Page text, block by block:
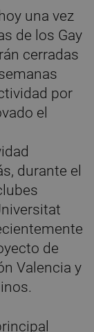
una vez
de los Gay
cerradas
por
el
durante el
de
Valencia y